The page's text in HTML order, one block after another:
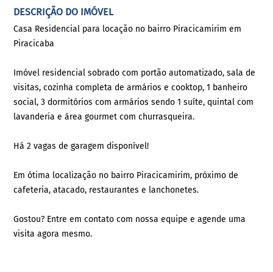
DESCRIÇÃO DO IMÓVEL
Casa Residencial para locação no bairro Piracicamirim em
Piracicaba
Imóvel residencial sobrado com portão automatizado, sala de
visitas, cozinha completa de armários e cooktop, 1 banheiro
social, 3 dormitórios com armários sendo 1 suíte, quintal com
lavanderia e área gourmet com churrasqueira.
Há 2 vagas de garagem disponível!
Em ótima localização no bairro Piracicamirim, próximo de
cafeteria, atacado, restaurantes e lanchonetes.
Gostou? Entre em contato com nossa equipe e agende uma
visita agora mesmo.